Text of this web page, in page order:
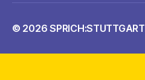
© 2026SPRICH:STUTTGART